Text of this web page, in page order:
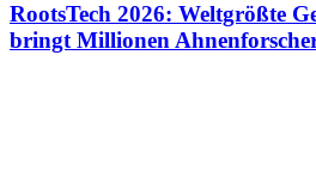
RootsTech 2026: Weltgrößte
bringt Millionen